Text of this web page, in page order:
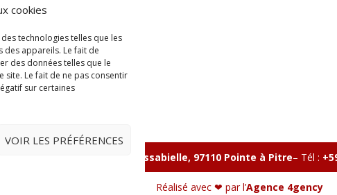
cookies
technologies telles que les
appareils. Le fait de
des données telles que le
site. Le fait de ne pas consentir
sur certaines
VOIR LES PRÉFÉRENCES
Tour Massabielle, Rue Massabielle, 97110 Pointe à Pitre– Tél :
Réalisé avec ❤ par l’Agence 4gency